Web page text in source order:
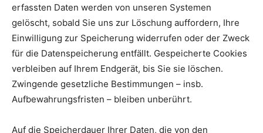
erfassten Daten werden von unseren Systemen
gelöscht, sobald Sie uns zur Löschung auffordern, Ihre
Einwilligung zur Speicherung widerrufen oder der Zweck
für die Datenspeicherung entfällt. Gespeicherte Cookies
verbleiben auf Ihrem Endgerät, bis Sie sie löschen.
Zwingende gesetzliche Bestimmungen – insb.
Aufbewahrungsfristen – bleiben unberührt.
Auf die Speicherdauer Ihrer Daten, die von den